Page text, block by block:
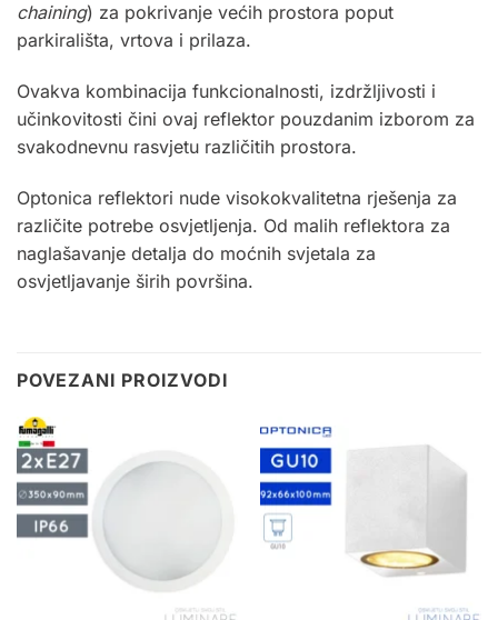
chaining) za pokrivanje većih prostora poput
parkirališta, vrtova i prilaza.
Ovakva kombinacija funkcionalnosti, izdržljivosti i
učinkovitosti čini ovaj reflektor pouzdanim izborom za
svakodnevnu rasvjetu različitih prostora.
Optonica reflektori nude visokokvalitetna rješenja za
različite potrebe osvjetljenja. Od malih reflektora za
naglašavanje detalja do moćnih svjetala za
osvjetljavanje širih površina.
POVEZANI PROIZVODI